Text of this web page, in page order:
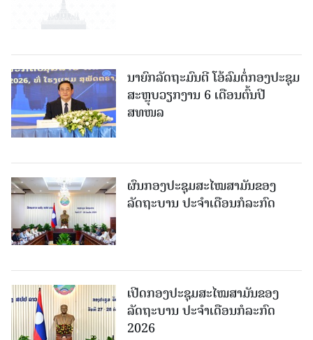
ນາຍົກລັດຖະມົນຕີ ໂອ້ລົມຕໍ່ກອງປະຊຸມ
ສະຫຼຸບວຽກງານ 6 ເດືອນຕົ້ນປີ
ສທໜລ
ຜົນກອງປະຊຸມສະໄໝສາມັນຂອງ
ລັດຖະບານ ປະຈຳເດືອນກໍລະກົດ
ເປີດກອງປະຊຸມສະໄໝສາມັນຂອງ
ລັດຖະບານ ປະຈໍາເດືອນກໍລະກົດ
2026